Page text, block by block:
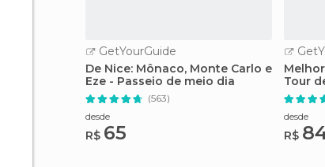
GetYourGuide
De Nice: Mônaco, Monte Carlo e
Eze - Passeio de meio dia
(563)
desde
R$ 65
Tour
Nice
desde
R$